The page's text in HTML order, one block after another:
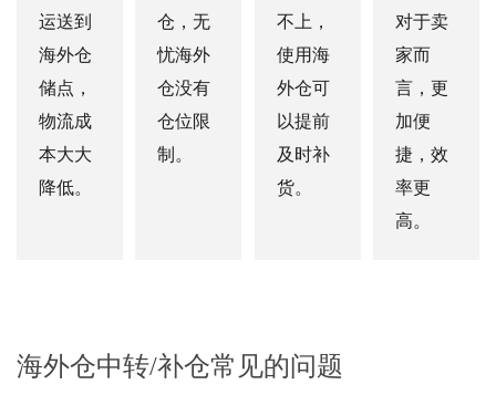
运送到
海外仓
储点，
物流成
本大大
降低。
仓，无
忧海外
仓没有
仓位限
制。
不上，
使用海
外仓可
以提前
及时补
货。
对于卖
家而
言，更
加便
捷，效
率更
高。
海外仓中转/补仓常见的问题